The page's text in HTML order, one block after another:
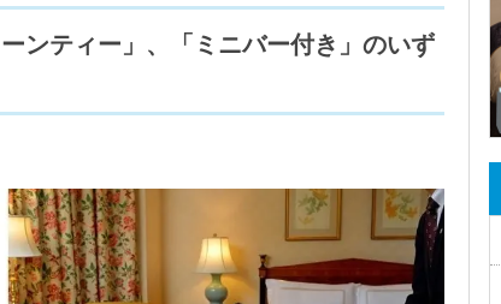
ンティー」、「ミニバー付き」のいず